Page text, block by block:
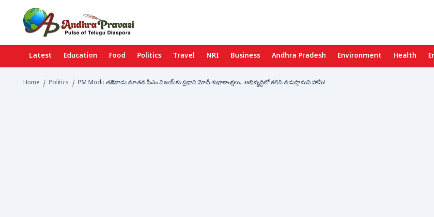
Latest Education Food Politics Travel NRI Business Andhra Pradesh Environment Health
Home / Politics / PM Modi: తమిళనాడు నూతన సీఎం విజయ్‌కు ప్రధాని మోదీ శుభాకాంక్షలు.. అభివృద్ధిలో కలిసి నడుస్తామని హామీ!